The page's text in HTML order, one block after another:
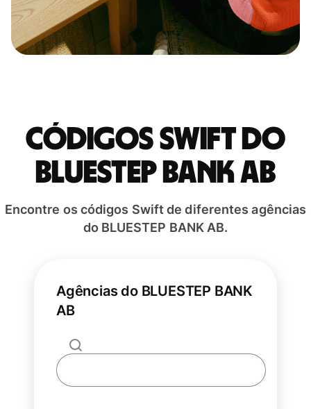
Códigos Swift do
BLUESTEP BANK AB
Encontre os códigos Swift de diferentes agências
do BLUESTEP BANK AB.
Agências do BLUESTEP BANK
AB